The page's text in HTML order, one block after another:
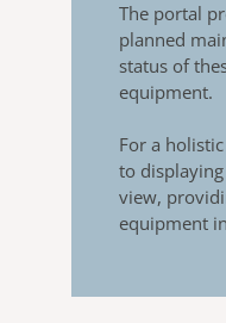
The portal
planned
status of
equipment.
For a
to displaying
view,
equipment